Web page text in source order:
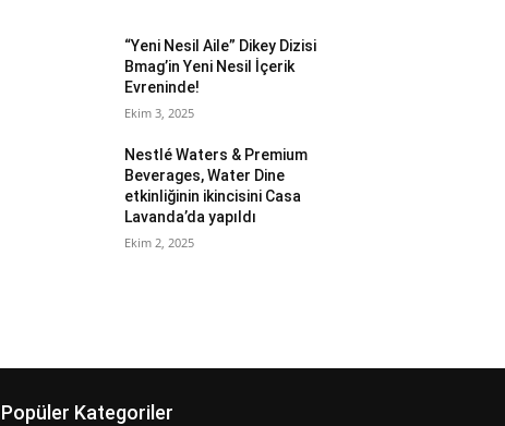
“Yeni Nesil Aile” Dikey Dizisi
Bmag’in Yeni Nesil İçerik
Evreninde!
Ekim 3, 2025
Nestlé Waters & Premium
Beverages, Water Dine
etkinliğinin ikincisini Casa
Lavanda’da yapıldı
Ekim 2, 2025
Popüler Kategoriler